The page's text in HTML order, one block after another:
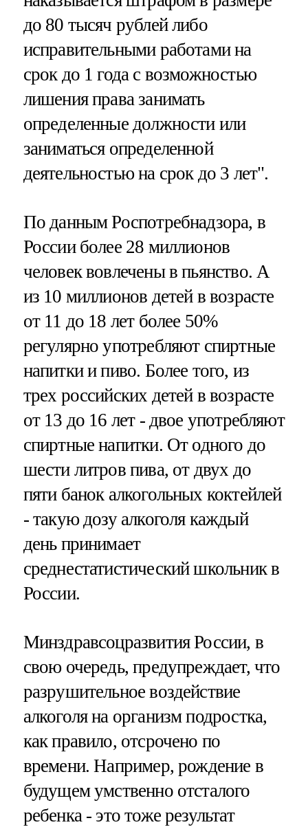
до 80 тысяч рублей либо
исправительными работами на
срок до 1 года с возможностью
лишения права занимать
определенные должности или
заниматься определенной
деятельностью на срок до 3 лет".
По данным Роспотребнадзора, в
России более 28 миллионов
человек вовлечены в пьянство. А
из 10 миллионов детей в возрасте
от 11 до 18 лет более 50%
регулярно употребляют спиртные
напитки и пиво. Более того, из
трех российских детей в возрасте
от 13 до 16 лет - двое употребляют
спиртные напитки. От одного до
шести литров пива, от двух до
пяти банок алкогольных коктейлей
- такую дозу алкоголя каждый
день принимает
среднестатистический школьник в
России.
Минздравсоцразвития России, в
свою очередь, предупреждает, что
разрушительное воздействие
алкоголя на организм подростка,
как правило, отсрочено по
времени. Например, рождение в
будущем умственно отсталого
ребенка - это тоже результат